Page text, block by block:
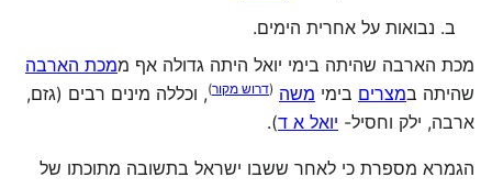
נבואות על אחרית הימים.
מכת הארבה שהיתה בימי יואל היתה גדולה אף ממכת הארבה
שהיתה במצרים בימי משה (דרוש מקור), וכללה מינים רבים (גזם,
ארבה, ילק וחסיל- יואל א ד).
הגמרא מספרת כי לאחר ששבו ישראל בתשובה מתוכתו של